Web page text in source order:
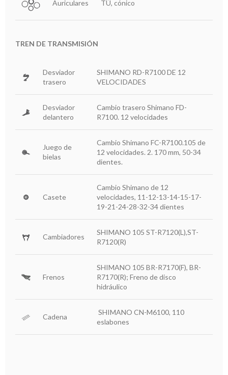
Auriculares TÚ, cónico
TREN DE TRANSMISIÓN
Desviador
trasero
SHIMANO RD-R7100 DE 12
VELOCIDADES
Desviador
delantero
Cambio trasero Shimano FD-
R7100. 12 velocidades
Juego de
bielas
Cambio Shimano FC-R7100.105 de
12 velocidades. 2. 170 mm, 50-34
dientes.
Casete
Cambio Shimano de 12
velocidades, 11-12-13-14-15-17-
19-21-24-28-32-34 dientes
Cambiadores
SHIMANO 105 ST-R7120(L),ST-
R7120(R)
Frenos
SHIMANO 105 BR-R7170(F), BR-
R7170(R); Freno de disco
hidráulico
Cadena
SHIMANO CN-M6100, 110
eslabones